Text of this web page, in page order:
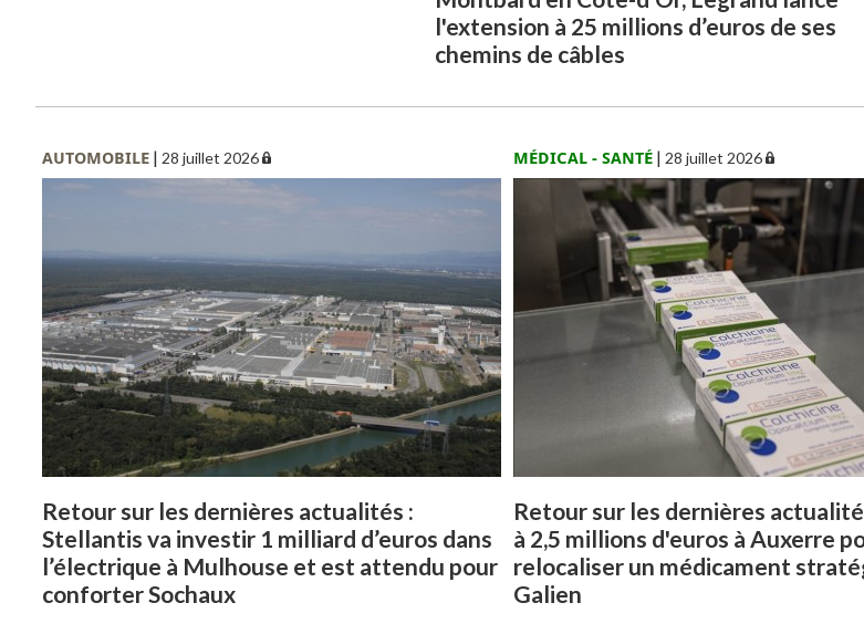
l'extension à 25 millions d’euros de ses
chemins de câbles
AUTOMOBILE| 28 juillet 2026
Retour sur les dernières actualités :
Stellantis va investir 1 milliard d’euros dans
l’électrique à Mulhouse et est attendu pour
conforter Sochaux
MÉDICAL - SANTÉ | 28 juillet 2026
Retour sur les dernières
à 2,5 millions d'euros à Auxerre
relocaliser un médicament
Galien